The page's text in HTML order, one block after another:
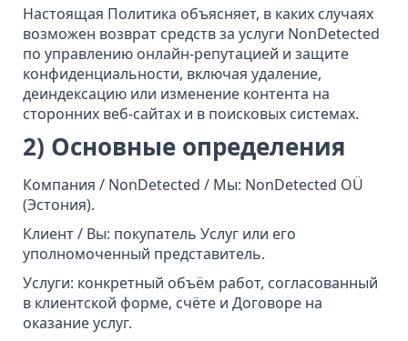
Настоящая Политика объясняет, в каких случаях
возможен возврат средств за услуги NonDetected
по управлению онлайн-репутацией и защите
конфиденциальности, включая удаление,
деиндексацию или изменение контента на
сторонних веб-сайтах и в поисковых системах.
2) Основные определения
Компания / NonDetected / Мы: NonDetected OÜ
(Эстония).
Клиент / Вы: покупатель Услуг или его
уполномоченный представитель.
Услуги: конкретный объём работ, согласованный
в клиентской форме, счёте и Договоре на
оказание услуг.